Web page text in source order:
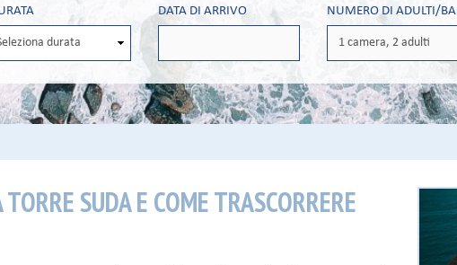
DATA DI ARRIVO NUMERO DI ADULTI/
SUDA E COME TRASCORRERE